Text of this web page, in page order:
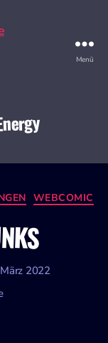
Menü
WEBCOMIC
2022
zu